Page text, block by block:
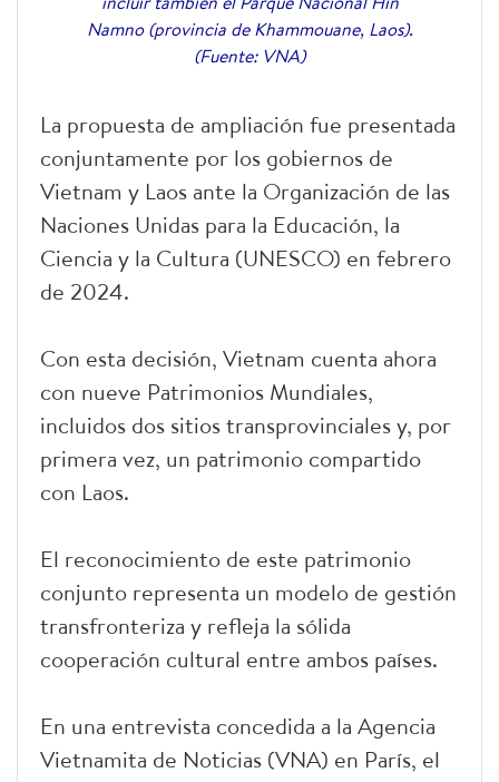
Namno (provincia de Khammouane, Laos).
(Fuente: VNA)
La propuesta de ampliación fue presentada
conjuntamente por los gobiernos de
Vietnam y Laos ante la Organización de las
Naciones Unidas para la Educación, la
Ciencia y la Cultura (UNESCO) en febrero
de 2024.
Con esta decisión, Vietnam cuenta ahora
con nueve Patrimonios Mundiales,
incluidos dos sitios transprovinciales y, por
primera vez, un patrimonio compartido
con Laos.
El reconocimiento de este patrimonio
conjunto representa un modelo de gestión
transfronteriza y refleja la sólida
cooperación cultural entre ambos países.
En una entrevista concedida a la Agencia
Vietnamita de Noticias (VNA) en París, el